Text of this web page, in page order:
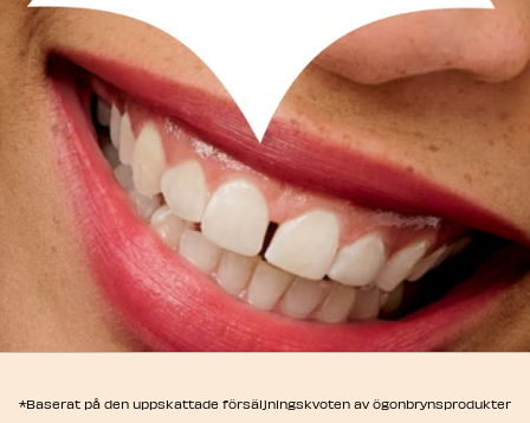
*Baserat på den uppskattade försäljningskvoten av ögonbrynsprodukter